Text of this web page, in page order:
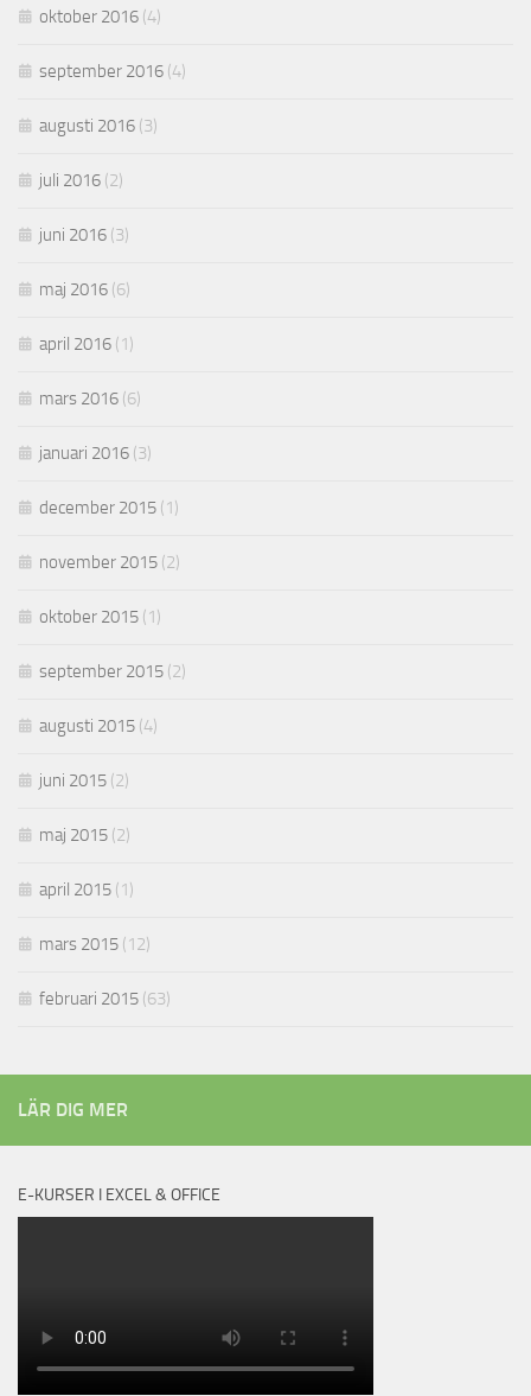
oktober 2016 (4)
september 2016 (4)
augusti 2016 (3)
juli 2016 (2)
juni 2016 (3)
maj 2016 (6)
april 2016 (1)
mars 2016 (6)
januari 2016 (3)
december 2015 (1)
november 2015 (2)
oktober 2015 (1)
september 2015 (2)
augusti 2015 (4)
juni 2015 (2)
maj 2015 (2)
april 2015 (1)
mars 2015 (12)
februari 2015 (63)
LÄR DIG MER
E-KURSER I EXCEL & OFFICE